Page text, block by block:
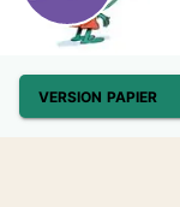
VERSION PAPIER